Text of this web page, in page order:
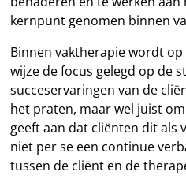
kernpunt genomen binnen
Binnen vaktherapie wordt
wijze de focus gelegd op de
succeservaringen van de
het praten, maar wel juist
geeft aan dat cliënten dit als
niet per se een continue
tussen de cliënt en de